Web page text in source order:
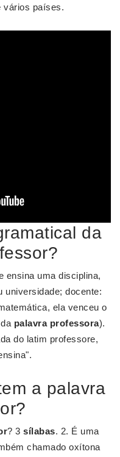
vários países.
da
ensina uma disciplina,
universidade; docente:
ela venceu o
palavra professora).
do latim professore,
a palavra
? 3 sílabas. 2. É uma
chamado oxítona